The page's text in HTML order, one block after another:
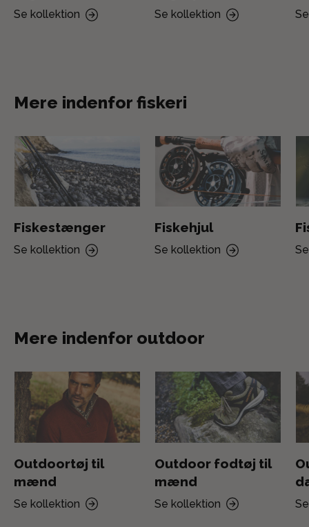
Se kollektion Se kollektion
Mere indenfor fiskeri
Fiskestænger
Se kollektion
Fiskehjul
Se kollektion
Mere indenfor outdoor
Outdoortøj til
mænd
Se kollektion
Outdoor fodtøj til
mænd
Se kollektion